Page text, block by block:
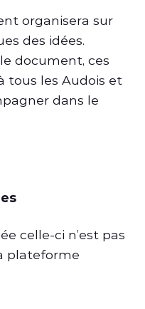
organisera sur
des idées.
document, ces
tous les Audois et
dans le
celle-ci n’est pas
plateforme